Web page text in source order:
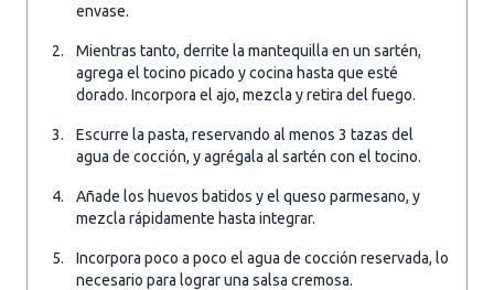
envase.
Mientras tanto, derrite la mantequilla en un sartén,
agrega el tocino picado y cocina hasta que esté
dorado. Incorpora el ajo, mezcla y retira del fuego.
Escurre la pasta, reservando al menos 3 tazas del
agua de cocción, y agrégala al sartén con el tocino.
Añade los huevos batidos y el queso parmesano, y
mezcla rápidamente hasta integrar.
Incorpora poco a poco el agua de cocción reservada, lo
necesario para lograr una salsa cremosa.